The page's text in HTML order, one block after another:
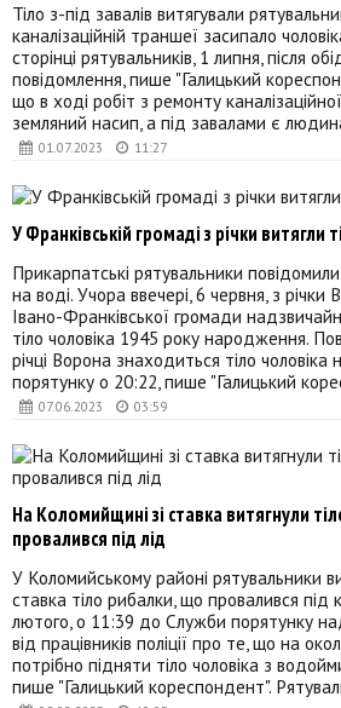
01.07.2023 11:27
Тіло з-під завалів витягували
каналізаційній траншеї засипало
сторінці рятувальників, 1 липня, після
повідомлення, пише "Галицький
що в ході робіт з ремонту
земляний насип, а під завалами є
07.06.2023 03:59
У Франківській громаді з річки витягли
Прикарпатські рятувальники
на воді. Учора ввечері, 6 червня, з
Івано-Франківської громади
тіло чоловіка 1945 року народження.
річці Ворона знаходиться тіло
порятунку о 20:22, пише "Галицький
На Коломийщині зі ставка витягнули
провалився під лід
У Коломийському районі рятувальники
ставка тіло рибалки, що провалився під
лютого, о 11:39 до Служби порятунку
від працівників поліції про те, що на
потрібно підняти тіло чоловіка з
пише "Галицький кореспондент".